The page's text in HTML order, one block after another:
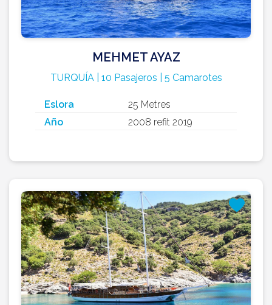
MEHMET AYAZ
TURQUÍA | 10 Pasajeros | 5 Camarotes
Eslora
25 Metres
Año
2008 refit 2019